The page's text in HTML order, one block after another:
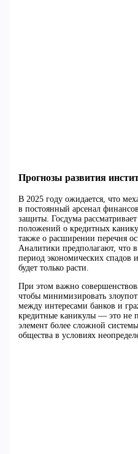
Прогнозы развития
В 2025 году ожидается, что
в постоянный арсенал
защиты. Госдума
положений о кредитных
также о расширении перечня
Аналитики предполагают, что
период экономических спадов
будет только расти.
При этом важно
чтобы минимизировать
между интересами банков и
кредитные каникулы — это не
элемент более сложной
общества в условиях